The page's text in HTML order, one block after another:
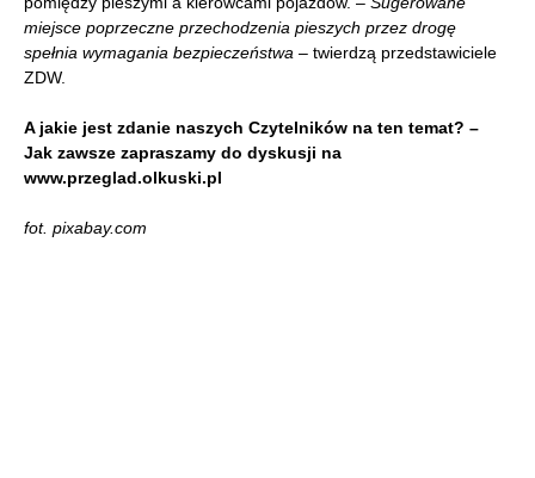
miejsce poprzeczne przechodzenia pieszych przez drogę
spełnia wymagania bezpieczeństwa – twierdzą przedstawiciele
ZDW.
A jakie jest zdanie naszych Czytelników na ten temat? –
Jak zawsze zapraszamy do dyskusji na
www.przeglad.olkuski.pl
fot. pixabay.com